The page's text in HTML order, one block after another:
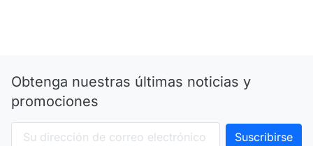
Obtenga nuestras últimas noticias y
promociones